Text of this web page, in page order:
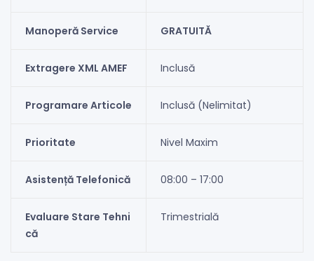
Manoperă Service GRATUITĂ
Extragere XML AMEF Inclusă
Programare Articole Inclusă (Nelimitat)
Prioritate Nivel Maxim
Asistență Telefonică 08:00 – 17:00
Evaluare Stare Tehni
că
Trimestrială